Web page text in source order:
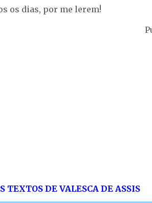
os dias, por me lerem!
TEXTOS DE VALESCA DE ASSIS